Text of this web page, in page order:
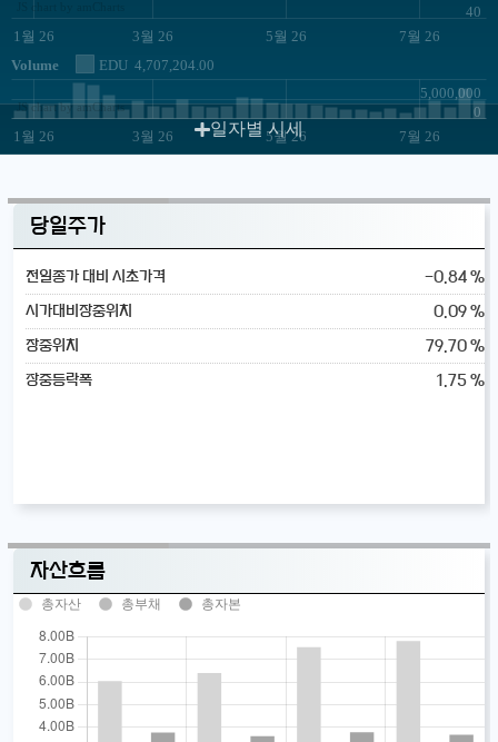
1월 26 3월 26 5월 26 7월 26
40
Volume EDU 4,707,204.00
1월 26 3월 26 5월 26 7월 26
0
5,000,000
JS chart by amCharts
일자별 시세
당일주가
전일종가 대비 시초가격 -0.84 %
시가대비장중위치 0.09 %
장중위치 79.70 %
장중등락폭 1.75 %
자산흐름
총자산 총부채 총자본